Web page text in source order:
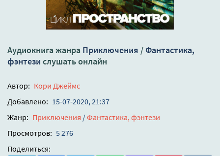
Аудиокнига жанра Приключения /Фантастика,
фэнтези слушать онлайн
Автор: Кори Джеймс
Добавлено: 15-07-2020, 21:37
Жанр: Приключения /Фантастика, фэнтези
Просмотров: 5 276
Поделиться: